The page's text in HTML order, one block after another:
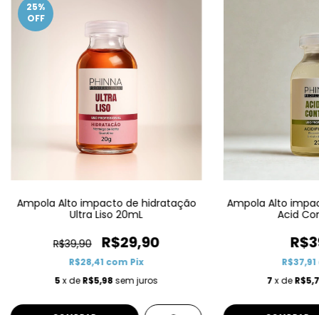
25%
OFF
Ampola Alto impacto de hidratação
Ultra Liso 20mL
R$39,90 R$29,90
R$28,41 com Pix
5 x deR$5,98 sem juros
Ampola Alto
Acid
R$37,91
7 x de